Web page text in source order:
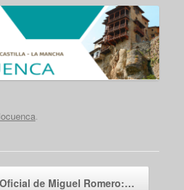
de Miguel Romero:…